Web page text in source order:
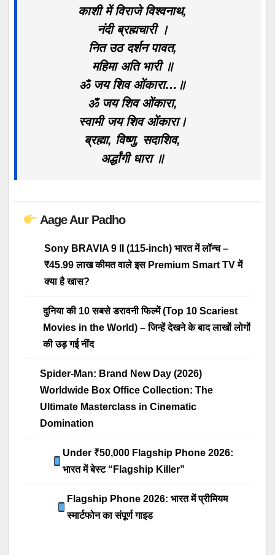
काशी में विराजे विश्वनाथ,
नंदी ब्रह्मचारी ।
नित उठ दर्शन पावत,
महिमा अति भारी ॥
ॐ जय शिव ओंकारा…॥
ॐ जय शिव ओंकारा,
स्वामी जय शिव ओंकारा।
ब्रह्मा, विष्णु, सदाशिव,
अर्द्धांगी धारा ॥
Aage Aur Padho
Sony BRAVIA 9 II (115-inch) भारत में लॉन्च –
₹45.99 लाख कीमत वाले इस Premium Smart TV में
क्या है खास?
दुनिया की 10 सबसे डरावनी फिल्में (Top 10 Scariest
Movies in the World) – जिन्हें देखने के बाद लाखों लोगों
की उड़ गई नींद
Spider-Man: Brand New Day (2026)
Worldwide Box Office Collection: The
Ultimate Masterclass in Cinematic
Domination
Under ₹50,000 Flagship Phone 2026:
भारत में बेस्ट “Flagship Killer”
Flagship Phone 2026: भारत में प्रीमियम
स्मार्टफोन का संपूर्ण गाइड